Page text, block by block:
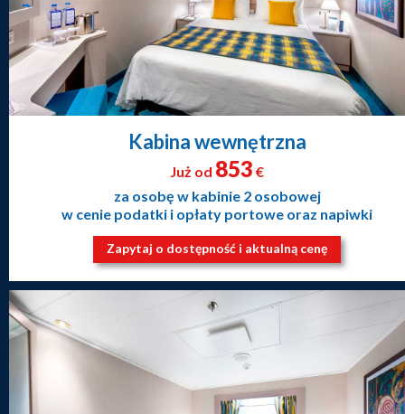
Kabina wewnętrzna
Już od 853 €
za osobę w kabinie 2 osobowej
w cenie podatki i opłaty portowe oraz napiwki
Zapytaj o dostępność i aktualną cenę